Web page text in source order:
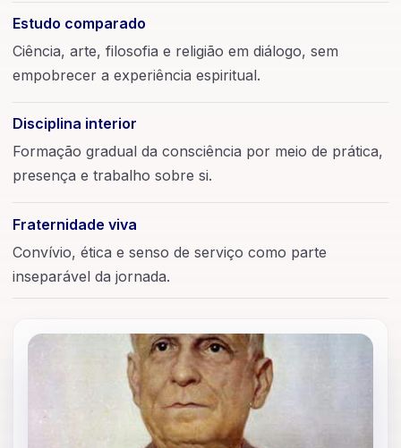
Estudo comparado
Ciência, arte, filosofia e religião em diálogo, sem
empobrecer a experiência espiritual.
Disciplina interior
Formação gradual da consciência por meio de prática,
presença e trabalho sobre si.
Fraternidade viva
Convívio, ética e senso de serviço como parte
inseparável da jornada.